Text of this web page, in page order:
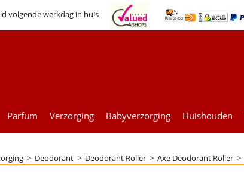
volgende werkdag in huis
Parfum Verzorging Babyverzorging Huishouden
> Deodorant > Deodorant Roller > Axe Deodorant Roller >